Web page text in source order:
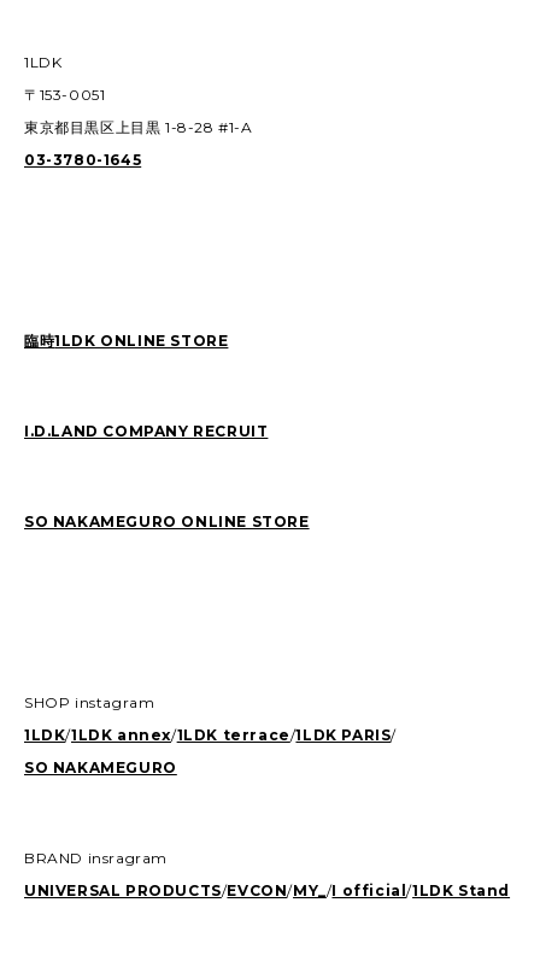
1LDK
〒153-0051
東京都目黒区上目黒 1-8-28 #1-A
03-3780-1645
臨時1LDK ONLINE STORE
I.D.LAND COMPANY RECRUIT
SO NAKAMEGURO ONLINE STORE
SHOP instagram
1LDK/1LDK annex/1LDK terrace/1LDK PARIS/
SO NAKAMEGURO
BRAND insragram
UNIVERSAL PRODUCTS/EVCON/MY_ /I official/1LDK Stand